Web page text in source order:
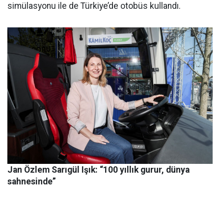
simülasyonu ile de Türkiye’de otobüs kullandı.
Jan Özlem Sarıgül Işık: “100 yıllık gurur, dünya
sahnesinde”